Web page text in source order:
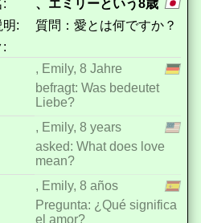
:
、エミリーという8歳
明:
質問：愛とは何ですか？
:
, Emily, 8 Jahre
befragt: Was bedeutet
Liebe?
, Emily, 8 years
asked: What does love
mean?
, Emily, 8 años
Pregunta: ¿Qué significa
el amor?